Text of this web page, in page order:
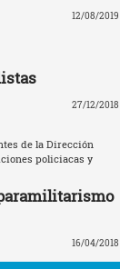
12/08/2019
27/12/2018
de la Dirección
policiacas y
16/04/2018